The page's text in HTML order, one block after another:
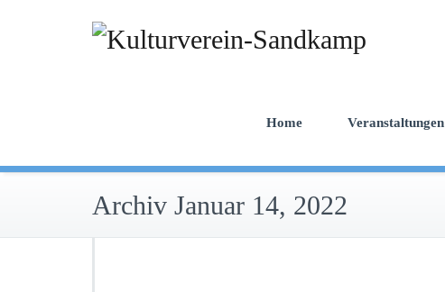
Home Veranstaltungen
Archiv Januar 14, 2022